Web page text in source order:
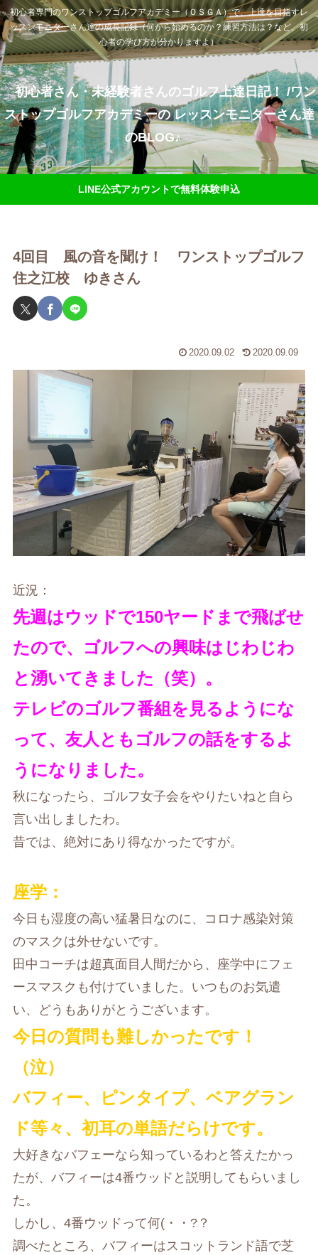
初心者専門のワンストップゴルフアカデミー（ＯＳＧＡ）で、上達を目指すレ
ッスンモニターさん達の成長記録（何から始めるのか？練習方法は？など、初
心者の学び方が分かりますよ）
初心者さん・未経験者さんのゴルフ上達日記！ /ワン
ストップゴルフアカデミーの レッスンモニターさん達
のBLOG♪
LINE公式アカウントで無料体験申込
4回目 風の音を聞け！ ワンストップゴルフ
住之江校 ゆきさん
2020.09.02 2020.09.09
近況：
先週はウッドで150ヤードまで飛ばせ
たので、ゴルフへの興味はじわじわ
と湧いてきました（笑）。
テレビのゴルフ番組を見るようにな
って、友人ともゴルフの話をするよ
うになりました。
秋になったら、ゴルフ女子会をやりたいねと自ら
言い出しましたわ。
昔では、絶対にあり得なかったですが。
座学：
今日も湿度の高い猛暑日なのに、コロナ感染対策
のマスクは外せないです。
田中コーチは超真面目人間だから、座学中にフェ
ースマスクも付けていました。いつものお気遣
い、どうもありがとうございます。
今日の質問も難しかったです！
（泣）
バフィー、ピンタイプ、ベアグラン
ド等々、初耳の単語だらけです。
大好きなバフェーなら知っているわと答えたかっ
たが、バフィーは4番ウッドと説明してもらいまし
た。
しかし、4番ウッドって何(・・?？
調べたところ、バフィーはスコットランド語で芝